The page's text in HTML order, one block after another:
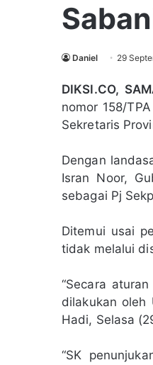
Daniel 29
DIKSI.CO,
nomor 158/
Sekretaris
Dengan
Isran Noor,
sebagai Pj
Ditemui usai
tidak melalui
“Secara
dilakukan oleh
Hadi, Selasa
“SK